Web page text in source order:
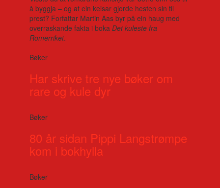
å byggja – og at ein keisar gjorde hesten sin til
prest? Forfattar Martin Aas byr på ein haug med
overraskande fakta i boka Det kuleste fra
Romerriket.
Bøker
Har skrive tre nye bøker om
rare og kule dyr
Bøker
80 år sidan Pippi Langstrømpe
kom i bokhylla
Bøker